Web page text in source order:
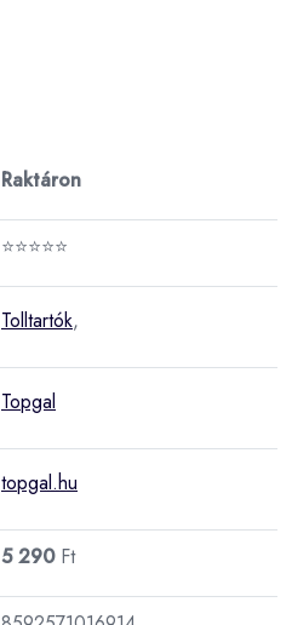
Raktáron
⭐⭐⭐⭐⭐
Tolltartók,
Topgal
topgal.hu
5 290Ft